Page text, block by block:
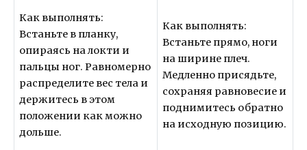
Как выполнять:
Встаньте в планку,
опираясь на локти и
пальцы ног. Равномерно
распределите вес тела и
держитесь в этом
положении как можно
дольше.
Как выполнять:
Встаньте прямо, ноги
на ширине плеч.
Медленно присядьте,
сохраняя равновесие и
поднимитесь обратно
на исходную позицию.